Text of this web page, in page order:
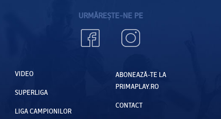
URMĂREȘTE-NE PE
VIDEO
SUPERLIGA
LIGA CAMPIONILOR
ABONEAZĂ-TE LA
PRIMAPLAY.RO
CONTACT